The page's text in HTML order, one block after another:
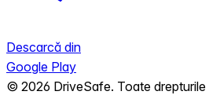
Descarcă din
Google Play
© 2026 DriveSafe. Toate drepturile